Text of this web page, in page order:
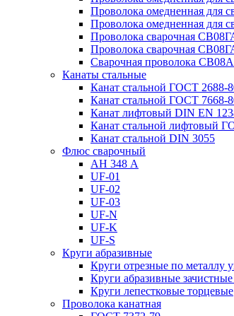
Проволока омедненная для
Проволока омедненная для
Проволока сварочная
Проволока сварочная
Сварочная проволока
Канаты стальные
Канат стальной ГОСТ 2688-
Канат стальной ГОСТ 7668-
Канат лифтовый DIN EN
Канат стальной лифтовый
Канат стальной DIN 3055
Флюс сварочный
АН 348 А
UF-01
UF-02
UF-03
UF-N
UF-K
UF-S
Круги абразивные
Круги отрезные по металлу
Круги абразивные
Круги лепестковые торцевые
Проволока канатная